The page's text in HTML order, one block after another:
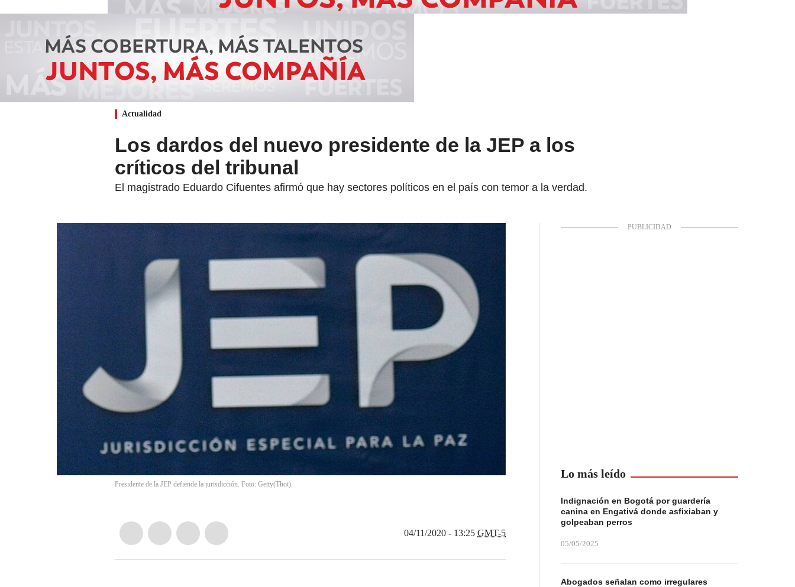
Actualidad
Los dardos del nuevo presidente de la JEP a los
críticos del tribunal
El magistrado Eduardo Cifuentes afirmó que hay sectores políticos en el país con temor a la verdad.
Presidente de la JEP defiende la jurisdicción. Foto: Getty(Thot)
04/11/2020 - 13:25 GMT-5
Lo más leído
Indignación en Bogotá por guardería
canina en Engativá donde asfixiaban y
golpeaban perros
05/05/2025
Abogados señalan como irregulares